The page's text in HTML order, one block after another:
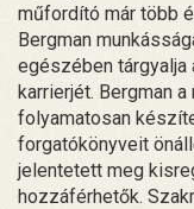
műfordító már több
Bergman
egészében
karrierjét. Bergman
folyamatosan
forgatókönyveit
jelentetett meg
hozzáférhetők.